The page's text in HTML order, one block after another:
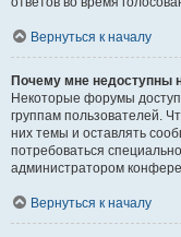
Вернуться к началу
Почему мне недоступны
Некоторые форумы
группам пользователей.
них темы и оставлять
потребоваться
администратором
Вернуться к началу